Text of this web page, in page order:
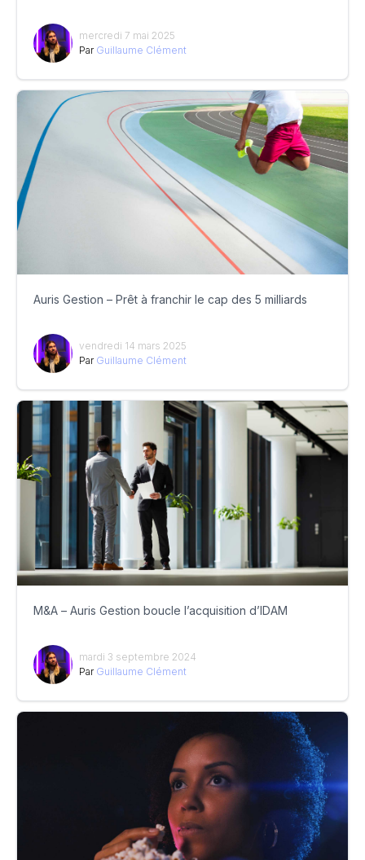
mercredi 7 mai 2025
Par Guillaume Clément
Auris Gestion – Prêt à franchir le cap des 5 milliards
vendredi 14 mars 2025
Par Guillaume Clément
M&A – Auris Gestion boucle l’acquisition d’IDAM
mardi 3 septembre 2024
Par Guillaume Clément